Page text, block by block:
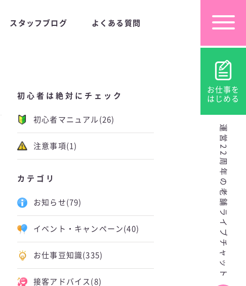
お仕事を
はじめる
運営22周年の老舗ライブチャット
スタッフブログ よくある質問
初心者は絶対にチェック
初心者マニュアル (26)
注意事項 (1)
カテゴリ
お知らせ (79)
イベント・キャンペーン (40)
お仕事豆知識(335)
接客アドバイス (8)